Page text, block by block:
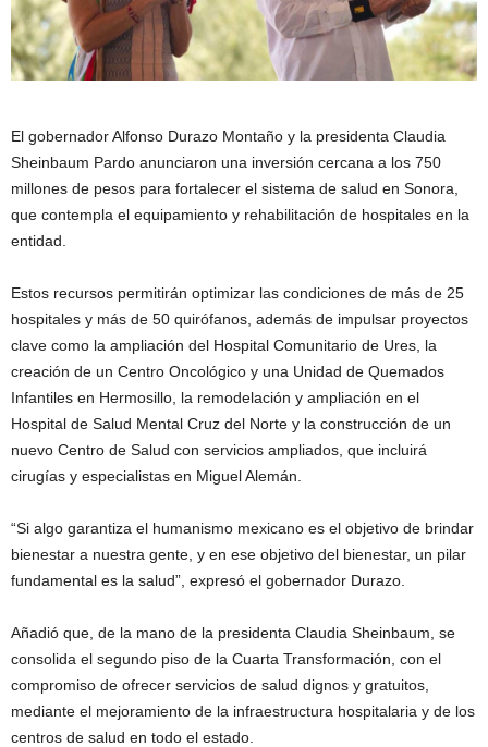
El gobernador Alfonso Durazo Montaño y la presidenta Claudia
Sheinbaum Pardo anunciaron una inversión cercana a los 750
millones de pesos para fortalecer el sistema de salud en Sonora,
que contempla el equipamiento y rehabilitación de hospitales en la
entidad.
Estos recursos permitirán optimizar las condiciones de más de 25
hospitales y más de 50 quirófanos, además de impulsar proyectos
clave como la ampliación del Hospital Comunitario de Ures, la
creación de un Centro Oncológico y una Unidad de Quemados
Infantiles en Hermosillo, la remodelación y ampliación en el
Hospital de Salud Mental Cruz del Norte y la construcción de un
nuevo Centro de Salud con servicios ampliados, que incluirá
cirugías y especialistas en Miguel Alemán.
“Si algo garantiza el humanismo mexicano es el objetivo de brindar
bienestar a nuestra gente, y en ese objetivo del bienestar, un pilar
fundamental es la salud”, expresó el gobernador Durazo.
Añadió que, de la mano de la presidenta Claudia Sheinbaum, se
consolida el segundo piso de la Cuarta Transformación, con el
compromiso de ofrecer servicios de salud dignos y gratuitos,
mediante el mejoramiento de la infraestructura hospitalaria y de los
centros de salud en todo el estado.